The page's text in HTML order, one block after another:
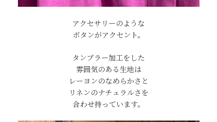
アクセサリーのような
ボタンがアクセント。
タンブラー加工をした
雰囲気のある生地は
レーヨンのなめらかさと
リネンのナチュラルさを
合わせ持っています。